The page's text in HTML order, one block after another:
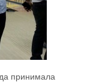
принимала